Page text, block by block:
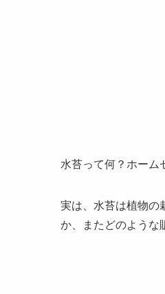
水苔って何？ホーム
実は、水苔は植物の
か、またどのような